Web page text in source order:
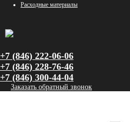
Расходные материалы
+7 (846) 222-06-06
+7 (846) 228-76-46
+7 (846) 300-44-04
Заказать обратный звонок